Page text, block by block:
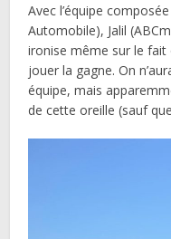
Avec l’équipe
Automobile), Jalil
ironise même sur le fait
jouer la gagne. On
équipe, mais
de cette oreille (sauf